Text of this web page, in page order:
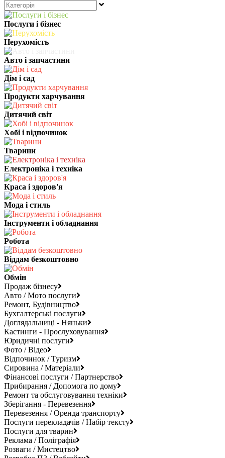
Послуги і бізнес
Нерухомість
Авто і запчастини
Дім і сад
Продукти харчування
Дитячий світ
Хобі і відпочинок
Тварини
Електроніка і техніка
Краса і здоров'я
Мода і стиль
Інструменти і обладнання
Робота
Віддам безкоштовно
Обмін
Продаж бізнесу
Авто / Мото послуги
Ремонт, Будівництво
Бухгалтерські послуги
Доглядальниці - Няньки
Кастинги - Прослуховування
Юридичні послуги
Фото / Відео
Відпочинок / Туризм
Сировина / Матеріали
Фінансові послуги / Партнерство
Прибирання / Допомога по дому
Ремонт та обслуговування техніки
Зберігання - Перевезення
Перевезення / Оренда транспорту
Послуги перекладачів / Набір тексту
Послуги для тварин
Реклама / Поліграфія
Розваги / Мистецтво